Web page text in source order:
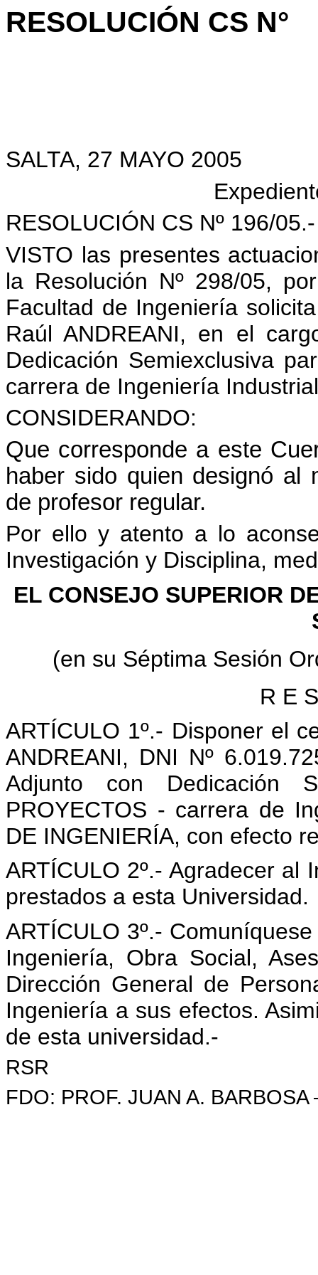
RESOLUCIÓN CS N°
SALTA, 27 MAYO 2005
RESOLUCIÓN CS Nº 196/05.-
VISTO las presentes
la Resolución Nº 298/05,
Facultad de Ingeniería
Raúl ANDREANI, en el
Dedicación Semiexclusiva
carrera de Ingeniería
CONSIDERANDO:
Que corresponde a este
haber sido quien designó al
de profesor regular.
Por ello y atento a lo
Investigación y Disciplina,
EL CONSEJO SUPERIOR
(en su Séptima Sesión
R E
ARTÍCULO 1º.- Disponer el
ANDREANI, DNI Nº
Adjunto con Dedicación
PROYECTOS - carrera de
DE INGENIERÍA, con efecto
ARTÍCULO 2º.- Agradecer al
prestados a esta Universidad.
ARTÍCULO 3º.-
Ingeniería, Obra Social,
Dirección General de
Ingeniería a sus efectos.
de esta universidad.-
RSR
FDO: PROF. JUAN A.